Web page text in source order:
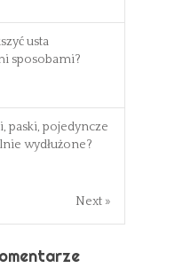
usta
sposobami?
paski, pojedyncze
wydłużone?
Next »